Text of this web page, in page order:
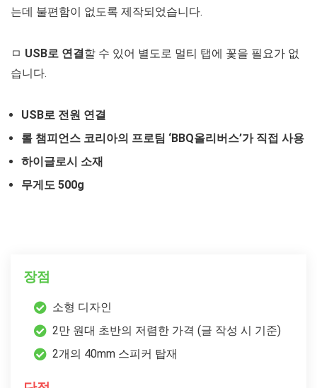
는데 불편함이 없도록 제작되었습니다.
ㅁ USB로 연결할 수 있어 별도로 멀티 탭에 꽃을 필요가 없
습니다.
USB로 전원 연결
롤 챔피언스 코리아의 프로팀 ‘BBQ올리버스’가 직접 사용
하이글로시 소재
무게도 500g
장점
소형 디자인
2만 원대 초반의 저렴한 가격 (글 작성 시 기준)
2개의 40mm 스피커 탑재